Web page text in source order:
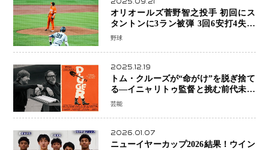
オリオールズ菅野智之投手 初回にス
タントンに3ラン被弾 3回6安打4失点
で降板
野球
2025.12.19
トム・クルーズが“命がけ”を脱ぎ捨て
る―イニャリトゥ監督と挑む前代未聞
の大惨事コメディ「DIGGER ディガ
芸能
2026.01.07
ニューイヤーカップ2026結果！ウイン